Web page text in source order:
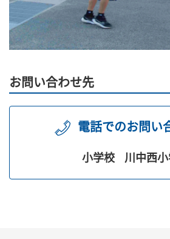
お問い合わせ先
電話でのお問い
小学校 川中西